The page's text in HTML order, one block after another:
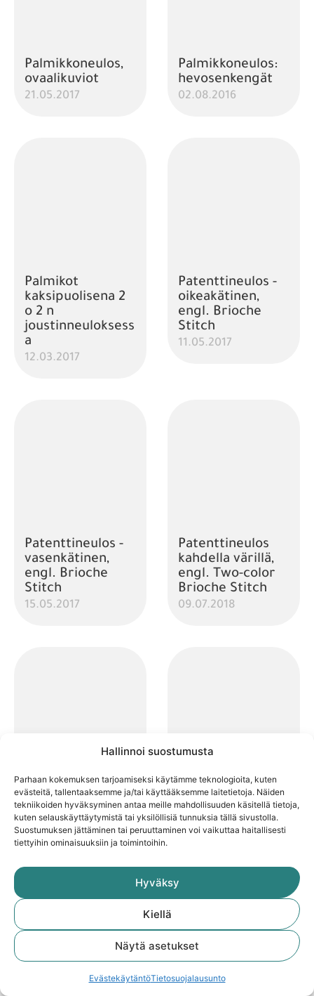
Hallinnoi suostumusta
Parhaan kokemuksen tarjoamiseksi käytämme teknologioita, kuten
evästeitä, tallentaaksemme ja/tai käyttääksemme laitetietoja. Näiden
tekniikoiden hyväksyminen antaa meille mahdollisuuden käsitellä tietoja,
kuten selauskäyttäytymistä tai yksilöllisiä tunnuksia tällä sivustolla.
Suostumuksen jättäminen tai peruuttaminen voi vaikuttaa haitallisesti
tiettyihin ominaisuuksiin ja toimintoihin.
Hyväksy
Kiellä
Näytä asetukset
EvästekäytäntöTietosuojalausunto
Palmikkoneulos,
ovaalikuviot
21.05.2017
Palmikkoneulos:
hevosenkengät
02.08.2016
Palmikot
kaksipuolisena 2
o 2 n
joustinneuloksess
a
12.03.2017
Patenttineulos -
oikeakätinen,
engl. Brioche
Stitch
11.05.2017
Patenttineulos -
vasenkätinen,
engl. Brioche
Stitch
15.05.2017
Patenttineulos
kahdella värillä,
engl. Two-color
Brioche Stitch
09.07.2018
Perhosneulos
02.08.2016
Pilkkukirjoneulos
20.07.2016